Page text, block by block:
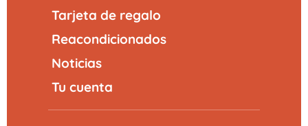
Tarjeta de regalo
Reacondicionados
Noticias
Tu cuenta